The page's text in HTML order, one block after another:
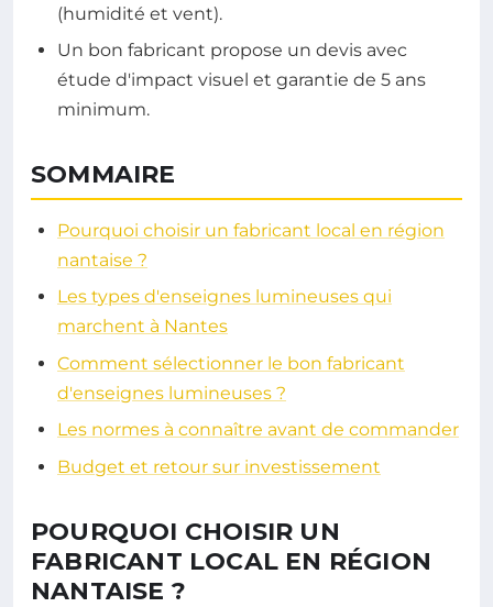
(humidité et vent).
Un bon fabricant propose un devis avec
étude d'impact visuel et garantie de 5 ans
minimum.
SOMMAIRE
Pourquoi choisir un fabricant local en région
nantaise ?
Les types d'enseignes lumineuses qui
marchent à Nantes
Comment sélectionner le bon fabricant
d'enseignes lumineuses ?
Les normes à connaître avant de commander
Budget et retour sur investissement
POURQUOI CHOISIR UN
FABRICANT LOCAL EN RÉGION
NANTAISE ?